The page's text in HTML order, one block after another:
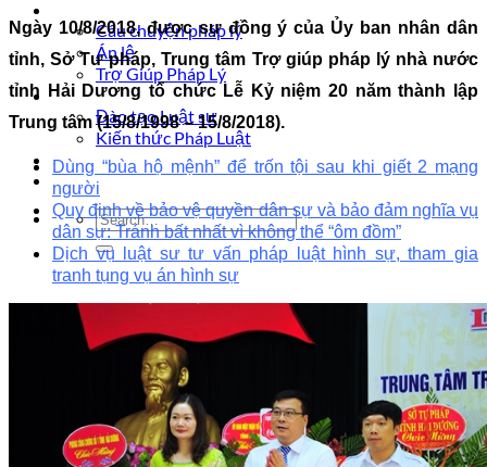
Câu chuyện pháp lý
Án lệ
Trợ Giúp Pháp Lý
Nghề Luật
Đào tạo Luật sư
Kiến thức Pháp Luật
Kinh nghiệm – Kỹ năng
Tin tức pháp luật
Ngày 10/8/2018, được sự đồng ý của Ủy ban nhân dân
tỉnh, Sở Tư pháp, Trung tâm Trợ giúp pháp lý nhà nước
tỉnh Hải Dương tổ chức Lễ Kỷ niệm 20 năm thành lập
Trung tâm (15/8/1998 – 15/8/2018).
Dùng “bùa hộ mệnh” để trốn tội sau khi giết 2 mạng
người
Quy định về bảo vệ quyền dân sự và bảo đảm nghĩa vụ
dân sự: Tránh bất nhất vì không thể “ôm đồm”
Dịch vụ luật sư tư vấn pháp luật hình sự, tham gia
tranh tụng vụ án hình sự